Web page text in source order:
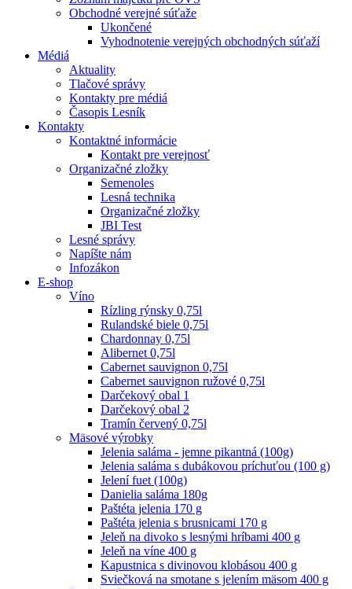
Obchodné verejné súťaže
Ukončené
Vyhodnotenie verejných obchodných súťaží
Médiá
Aktuality
Tlačové správy
Kontakty pre médiá
Časopis Lesník
Kontakty
Kontaktné informácie
Kontakt pre verejnosť
Organizačné zložky
Semenoles
Lesná technika
Organizačné zložky
JBI Test
Lesné správy
Napíšte nám
Infozákon
E-shop
Víno
Rízling rýnsky 0,75l
Rulandské biele 0,75l
Chardonnay 0,75l
Alibernet 0,75l
Cabernet sauvignon 0,75l
Cabernet sauvignon ružové 0,75l
Darčekový obal 1
Darčekový obal 2
Tramín červený 0,75l
Mäsové výrobky
Jelenia saláma - jemne pikantná (100g)
Jelenia saláma s dubákovou príchuťou (100 g)
Jelení fuet (100g)
Danielia saláma 180g
Paštéta jelenia 170 g
Paštéta jelenia s brusnicami 170 g
Jeleň na divoko s lesnými hríbami 400 g
Jeleň na víne 400 g
Kapustnica s divinovou klobásou 400 g
Sviečková na smotane s jelením mäsom 400 g